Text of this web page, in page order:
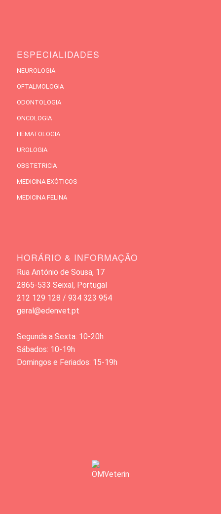
ESPECIALIDADES
NEUROLOGIA
OFTALMOLOGIA
ODONTOLOGIA
ONCOLOGIA
HEMATOLOGIA
UROLOGIA
OBSTETRICIA
MEDICINA EXÓTICOS
MEDICINA FELINA
HORÁRIO & INFORMAÇÃO
Rua António de Sousa, 17
2865-533 Seixal, Portugal
212 129 128 / 934 323 954
geral@edenvet.pt
Segunda a Sexta: 10-20h
Sábados: 10-19h
Domingos e Feriados: 15-19h